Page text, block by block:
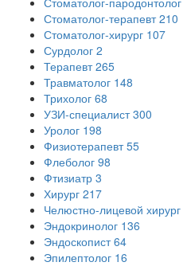
Стоматолог-терапевт 210
Стоматолог-хирург 107
Сурдолог 2
Терапевт 265
Травматолог 148
Трихолог 68
УЗИ-специалист 300
Уролог 198
Физиотерапевт 55
Флеболог 98
Фтизиатр 3
Хирург 217
Челюстно-лицевой хирург
Эндокринолог 136
Эндоскопист 64
Эпилептолог 16